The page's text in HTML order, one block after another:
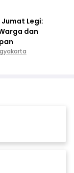
Legi:
dan